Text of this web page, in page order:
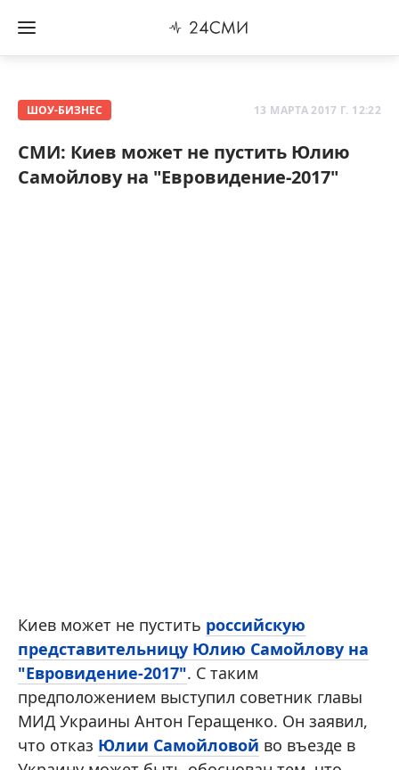
ШОУ-БИЗНЕС 13 МАРТА 2017 Г. 12:22
СМИ: Киев может не пустить Юлию
Самойлову на "Евровидение-2017"
Киев может не пустить российскую
представительницу Юлию Самойлову на
"Евровидение-2017". С таким
предположением выступил советник главы
МИД Украины Антон Геращенко. Он заявил,
что отказ Юлии Самойловой во въезде в